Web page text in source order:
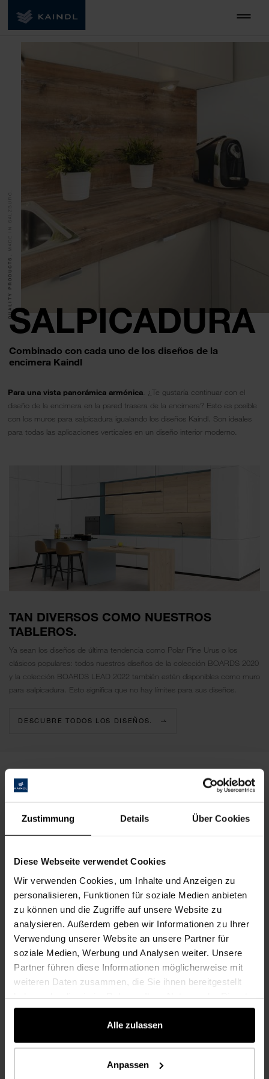
Zustimmung Details Über Cookies
Diese Webseite verwendet Cookies
Wir verwenden Cookies, um Inhalte und Anzeigen zu
personalisieren, Funktionen für soziale Medien anbieten
zu können und die Zugriffe auf unsere Website zu
analysieren. Außerdem geben wir Informationen zu Ihrer
Verwendung unserer Website an unsere Partner für
soziale Medien, Werbung und Analysen weiter. Unsere
Partner führen diese Informationen möglicherweise mit
weiteren Daten zusammen, die Sie ihnen bereitgestellt
gesammelt haben.
Alle zulassen
Anpassen
SALPICADURA
Combinado con cada uno de los diseños de la
encimera Kaindl
QUALITY PRODUCTS.
MADE IN SALZBURG.
Para una vista panorámica armónica . ¿Te gustaría continuar con el
diseño de la encimera en la pared trasera de la encimera? Esto es posible
con los muros para salpicadura igualando los diseños Kaindl. Son ideales
para todas las aplicaciones verticales en un diseño interior moderno.
TAN DIVERSOS COMO NUESTROS
TABLEROS.
Ya sean los diseños de última tendencia como Polar Pine Urus o los
clásicos populares: todos nuestros diseños de la colección BOARDS 2020
y la colección BOARDS LEAD 2022 también están disponibles como muro
para salpicadura. Esto significa que no hay límites para sus diseños.
DESCUBRE TODOS LOS DISEÑOS.
El protector ideal para muro de salpicaduras en
la cocina.
Ya sea para el mismo diseño o un gran contraste, un muro protector de
comparación con las paredes traseras de cerámicas o vidriadas. Los
muros para salpicadura en la cocina aportan algunas ventajas prácticas: